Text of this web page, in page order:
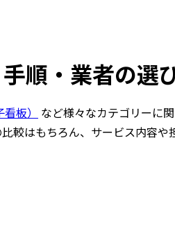
順・業者の選
板）
など様々なカテゴリーに
はもちろん、サービス内容や